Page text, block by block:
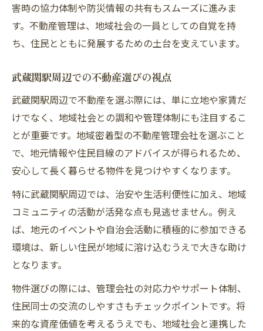
共生を実現するための管理の工夫
地域社会と連携した管理事例の紹介
住民参加型の不動産管理がもたらす効果
不動産管理が地域へもたらす影響とは
地域活性化に貢献する不動産管理の力
不動産管理で生まれる新たな地域の価値
安心な街づくりと不動産管理の関係性
地域社会の発展に寄与する管理施策
賃貸物件選びと地域社会のつながり解説
不動産管理目線で見る賃貸物件の選び方
地域社会との交流を重視した物件選定法
賃貸物件管理と地域社会の相互作用
安心して暮らせる物件の管理ポイント
地域に根づく賃貸物件の見極め方
害時の協力体制や防災情報の共有もスムーズに進みま
す。不動産管理は、地域社会の一員としての自覚を持
ち、住民とともに発展するための土台を支えています。
武蔵関駅周辺での不動産選びの視点
武蔵関駅周辺で不動産を選ぶ際には、単に立地や家賃だ
けでなく、地域社会との調和や管理体制にも注目するこ
とが重要です。地域密着型の不動産管理会社を選ぶこと
で、地元情報や住民目線のアドバイスが得られるため、
安心して長く暮らせる物件を見つけやすくなります。
特に武蔵関駅周辺では、治安や生活利便性に加え、地域
コミュニティの活動が活発な点も見逃せません。例え
ば、地元のイベントや自治会活動に積極的に参加できる
環境は、新しい住民が地域に溶け込むうえで大きな助け
となります。
物件選びの際には、管理会社の対応力やサポート体制、
住民同士の交流のしやすさもチェックポイントです。将
来的な資産価値を考えるうえでも、地域社会と連携した